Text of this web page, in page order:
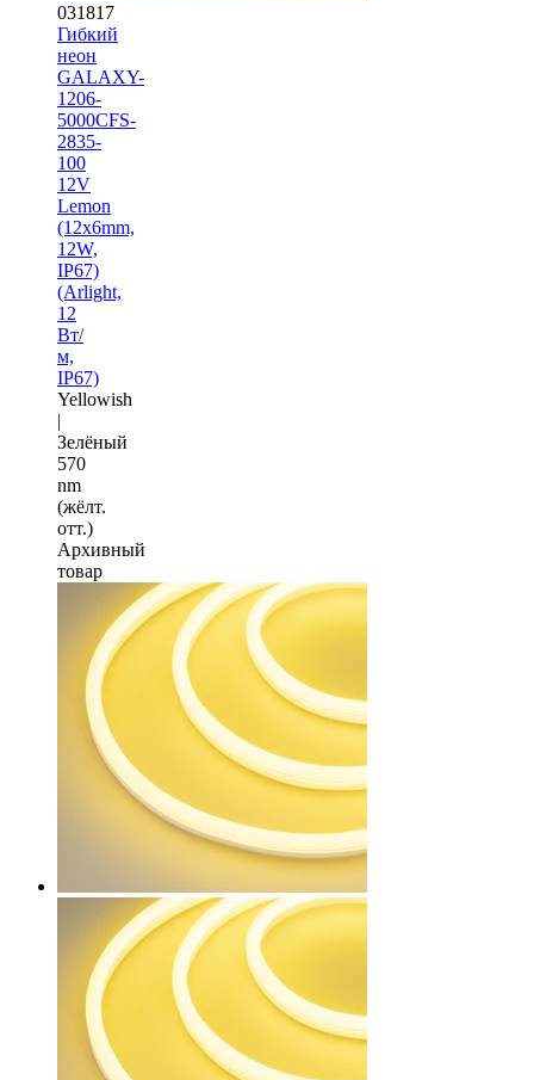
031817
Гибкий
неон
GALAXY-
1206-
5000CFS-
2835-
100
12V
Lemon
(12x6mm,
12W,
IP67)
(Arlight,
12
Вт/
м,
IP67)
Yellowish
|
Зелёный
570
nm
(жёлт.
отт.)
Архивный
товар